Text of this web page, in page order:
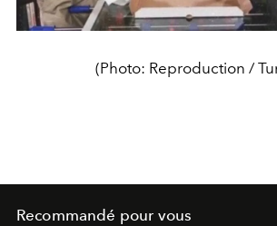
(Photo: Reproduction /
Recommandé pour vous